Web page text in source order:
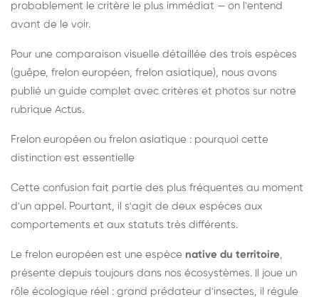
probablement le critère le plus immédiat — on l'entend
avant de le voir.
Pour une comparaison visuelle détaillée des trois espèces
(guêpe, frelon européen, frelon asiatique), nous avons
publié un guide complet avec critères et photos sur notre
rubrique Actus.
Frelon européen ou frelon asiatique : pourquoi cette
distinction est essentielle
Cette confusion fait partie des plus fréquentes au moment
d'un appel. Pourtant, il s'agit de deux espèces aux
comportements et aux statuts très différents.
Le frelon européen est une espèce native du territoire,
présente depuis toujours dans nos écosystèmes. Il joue un
rôle écologique réel : grand prédateur d'insectes, il régule